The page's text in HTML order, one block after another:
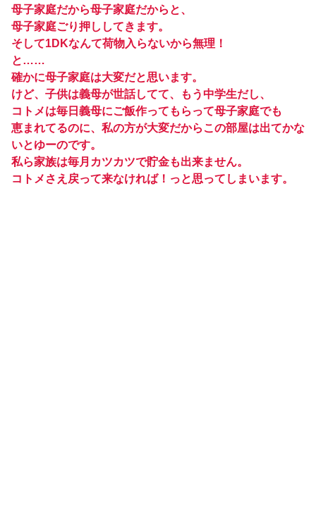
母子家庭だから母子家庭だからと、
母子家庭ごり押ししてきます。
そして1DKなんて荷物入らないから無理！
と……
確かに母子家庭は大変だと思います。
けど、子供は義母が世話してて、もう中学生だし、
コトメは毎日義母にご飯作ってもらって母子家庭でも
恵まれてるのに、私の方が大変だからこの部屋は出てかな
いとゆーのです。
私ら家族は毎月カツカツで貯金も出来ません。
コトメさえ戻って来なければ！っと思ってしまいます。